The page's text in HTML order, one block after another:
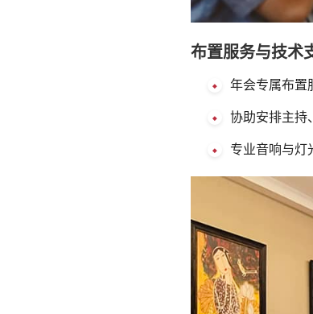
布置服务与技术
年会专属布置
协助安排主持
专业音响与灯